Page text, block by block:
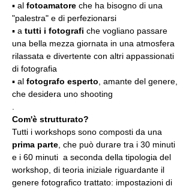
▪️ al fotoamatore che ha bisogno di una
"palestra" e di perfezionarsi
▪️ a tutti i fotografi che vogliano passare
una bella mezza giornata in una atmosfera
rilassata e divertente con altri appassionati
di fotografia
▪️ al fotografo esperto , amante del genere,
che desidera uno shooting
Com'è strutturato?
Tutti i workshops sono composti da una
prima parte , che può durare tra i 30 minuti
e i 60 minuti  a seconda della tipologia del
workshop, di teoria iniziale riguardante il
genere fotografico trattato: impostazioni di